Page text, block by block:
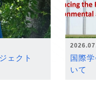
ェクト
国際
いて